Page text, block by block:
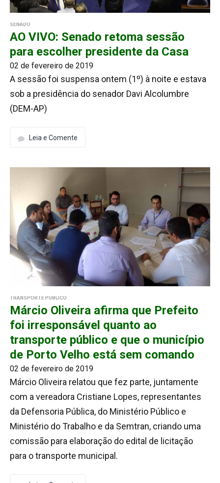
SENADO
AO VIVO: Senado retoma sessão
para escolher presidente da Casa
02 de fevereiro de 2019
A sessão foi suspensa ontem (1º) à noite e estava
sob a presidência do senador Davi Alcolumbre
(DEM-AP)
Leia e Comente
TRANSPORTE PÚBLICO
Márcio Oliveira afirma que Prefeito
foi irresponsável quanto ao
transporte público e que o município
de Porto Velho está sem comando
02 de fevereiro de 2019
Márcio Oliveira relatou que fez parte, juntamente
com a vereadora Cristiane Lopes, representantes
da Defensoria Pública, do Ministério Público e
Ministério do Trabalho e da Semtran, criando uma
comissão para elaboração do edital de licitação
para o transporte municipal.